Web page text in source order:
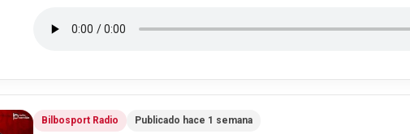
Bilbosport Radio Publicado hace 1 semana